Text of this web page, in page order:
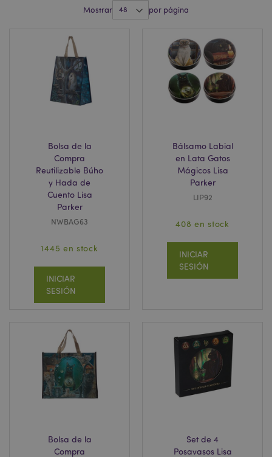
Mostrar por página
Bolsa de la
Compra
Reutilizable Búho
y Hada de
Cuento Lisa
Parker
NWBAG63
1445 en stock
INICIAR
SESIÓN
Bálsamo Labial
en Lata Gatos
Mágicos Lisa
Parker
LIP92
408 en stock
INICIAR
SESIÓN
Bolsa de la
Compra
Set de 4
Posavasos Lisa